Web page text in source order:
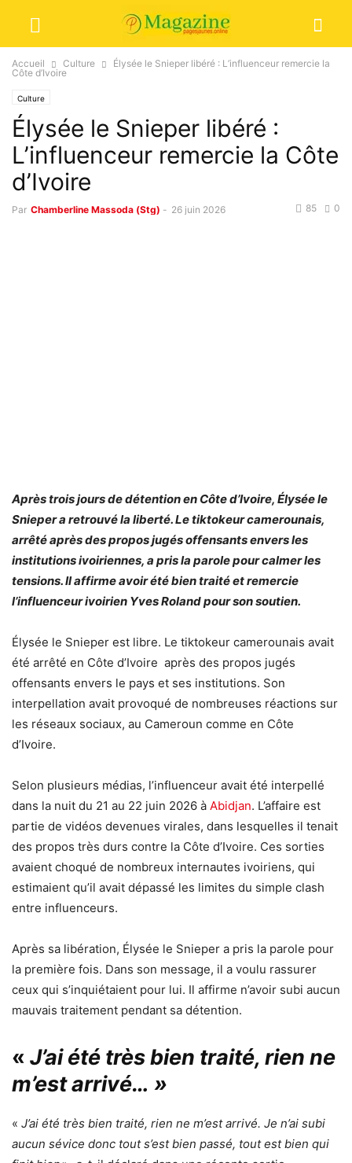
Accueil Culture
Élysée le Snieper libéré : L’influenceur remercie la
Côte d’Ivoire
Culture
Élysée le Snieper libéré :
L’influenceur remercie la Côte
d’Ivoire
Par Chamberline Massoda (Stg) - 26 juin 2026 0
85
Après trois jours de détention en Côte d’Ivoire, Élysée le
Snieper a retrouvé la liberté. Le tiktokeur camerounais,
arrêté après des propos jugés offensants envers les
institutions ivoiriennes, a pris la parole pour calmer les
tensions. Il affirme avoir été bien traité et remercie
l’influenceur ivoirien Yves Roland pour son soutien.
Élysée le Snieper est libre. Le tiktokeur camerounais avait
été arrêté en Côte d’Ivoire après des propos jugés
offensants envers le pays et ses institutions. Son
interpellation avait provoqué de nombreuses réactions sur
les réseaux sociaux, au Cameroun comme en Côte
d’Ivoire.
Selon plusieurs médias, l’influenceur avait été interpellé
dans la nuit du 21 au 22 juin 2026 à Abidjan. L’affaire est
partie de vidéos devenues virales, dans lesquelles il tenait
des propos très durs contre la Côte d’Ivoire. Ces sorties
avaient choqué de nombreux internautes ivoiriens, qui
estimaient qu’il avait dépassé les limites du simple clash
entre influenceurs.
Après sa libération, Élysée le Snieper a pris la parole pour
la première fois. Dans son message, il a voulu rassurer
ceux qui s’inquiétaient pour lui. Il affirme n’avoir subi aucun
mauvais traitement pendant sa détention.
« J’ai été très bien traité, rien ne
m’est arrivé… »
« J’ai été très bien traité, rien ne m’est arrivé. Je n’ai subi
aucun sévice donc tout s’est bien passé, tout est bien qui